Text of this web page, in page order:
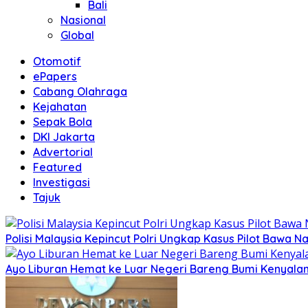
Bali
Nasional
Global
Otomotif
ePapers
Cabang Olahraga
Kejahatan
Sepak Bola
DKI Jakarta
Advertorial
Featured
Investigasi
Tajuk
Polisi Malaysia Kepincut Polri Ungkap Kasus Pilot Bawa
Ayo Liburan Hemat ke Luar Negeri Bareng Bumi